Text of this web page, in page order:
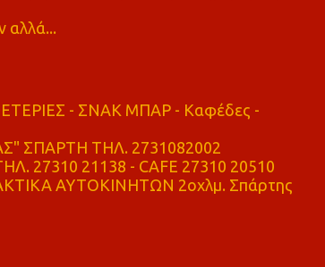
αλλά...
- ΣΝΑΚ ΜΠΑΡ - Καφέδες -
ΣΠΑΡΤΗ ΤΗΛ. 2731082002
27310 21138 - CAFE 27310 20510
ΑΥΤΟΚΙΝΗΤΩΝ 2οχλμ. Σπάρτης